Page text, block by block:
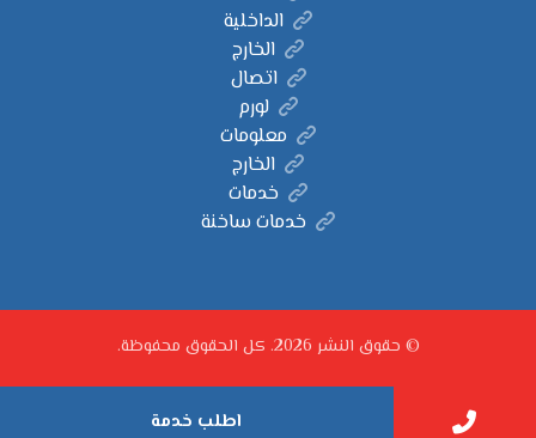
الداخلية
الخارج
اتصال
لورم
معلومات
الخارج
خدمات
خدمات ساخنة
© حقوق النشر 2026. كل الحقوق محفوظة.
اطلب خدمة